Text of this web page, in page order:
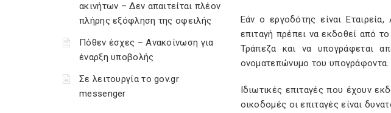
ακινήτων – Δεν απαιτείται πλέον
πλήρης εξόφληση της οφειλής
Πόθεν έσχες – Ανακοίνωση για
έναρξη υποβολής
Σε λειτουργία το gov.gr
messenger
Εάν ο εργοδότης είναι
επιταγή πρέπει να εκδοθεί από
Τράπεζα και να υπογράφεται
ονοματεπώνυμο του υπογράφοντα.
Ιδιωτικές επιταγές που έχουν
οικοδομές οι επιταγές είναι